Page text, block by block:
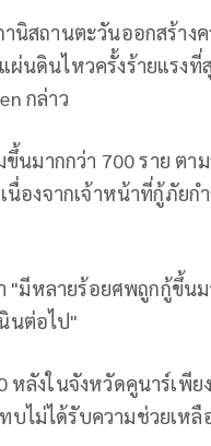
นิสถานตะวันออกสร้าง
นดินไหวครั้งร้ายแรงที่
กล่าว
นมากกว่า 700 ราย ตา
นื่องจากเจ้าหน้าที่กู้ภัยก
"มีหลายร้อยศพถูกกู้ขึ้น
นต่อไป"
ลังในจังหวัดคูนาร์เพีย
ไม่ได้รับความช่วยเหลื